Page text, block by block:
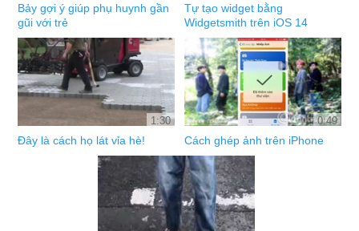
Bảy gợi ý giúp phụ huynh gần
gũi với trẻ
Tự tạo widget bằng
Widgetsmith trên iOS 14
1:30
Đây là cách họ lát vỉa hè!
0:49
Cách ghép ảnh trên iPhone